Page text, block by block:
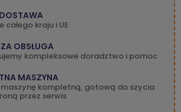
całego kraju i UE
OBSŁUGA
kompleksowe doradztwo i pomoc
MASZYNA
maszynę kompletną, gotową do szycia
przez serwis